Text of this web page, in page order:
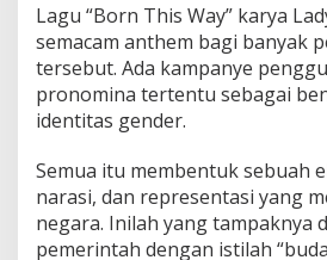
Lagu “Born This Way” karya
semacam anthem bagi banyak
tersebut. Ada kampanye
pronomina tertentu sebagai
identitas gender.
Semua itu membentuk sebuah
narasi, dan representasi yang
negara. Inilah yang tampaknya
pemerintah dengan istilah